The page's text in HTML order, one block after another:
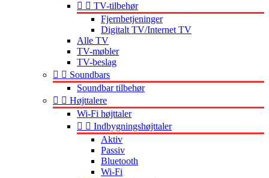
  TV-tilbehør
Fjernbetjeninger
Digitalt TV/Internet TV
Alle TV
TV-møbler
TV-beslag
  Soundbars
Soundbar tilbehør
  Højttalere
Wi-Fi højttaler
  Indbygningshøjttaler
Aktiv
Passiv
Bluetooth
Wi-Fi